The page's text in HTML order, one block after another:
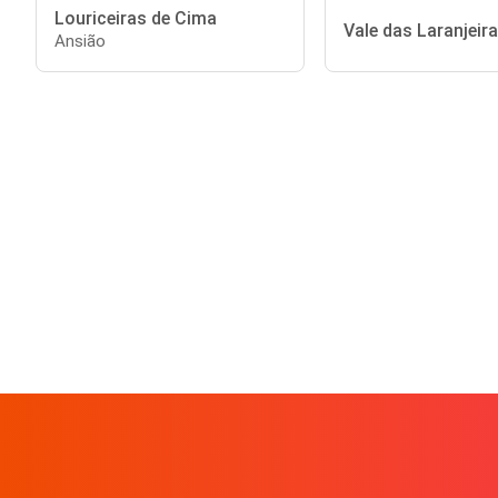
Louriceiras de Cima
Ansião Vale das